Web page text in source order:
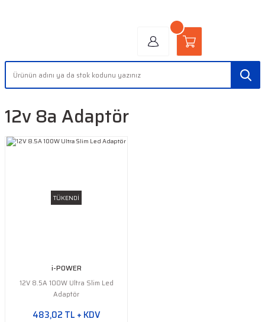
12v 8a Adaptör
TÜKENDİ
i-POWER
12V 8.5A 100W Ultra Slim Led
Adaptör
483,02 TL + KDV